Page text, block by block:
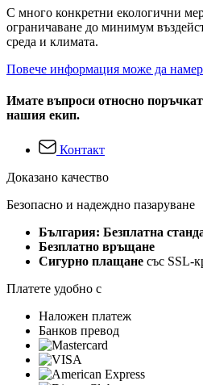
С много конкретни екологични
ограничаване до минимум
среда и климата.
Повече информация може да
Имате въпроси относно
нашия екип.
Контакт
Доказано качество
Безопасно и надеждно пазаруване
България: Безплатна
Безплатно връщане
Сигурно плащане със SSL-
Платете удобно с
Наложен платеж
Банков превод